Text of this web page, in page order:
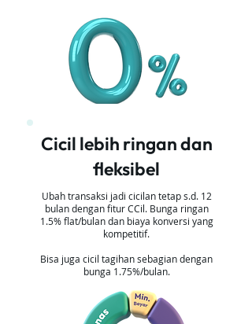
Cicil lebih ringan dan
fleksibel
Ubah transaksi jadi cicilan tetap s.d. 12
bulan dengan fitur CCil. Bunga ringan
1.5% flat/bulan dan biaya konversi yang
kompetitif.
Bisa juga cicil tagihan sebagian dengan
bunga 1.75%/bulan.